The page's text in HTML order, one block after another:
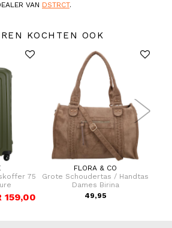
VAN DSTRCT.
KOCHTEN OOK
75
159,00
FLORA & CO
Grote Schoudertas / Handtas
Dames Birina
49,95